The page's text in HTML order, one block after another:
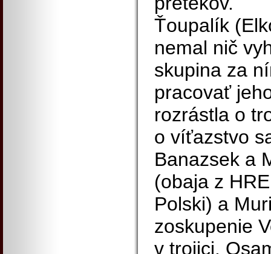
Ťoupalík
nemal nič
skupina za
pracovať
rozrástla o
o víťazstvo
Banazsek a
(obaja z
Polski) a
zoskupenie
v trojici.